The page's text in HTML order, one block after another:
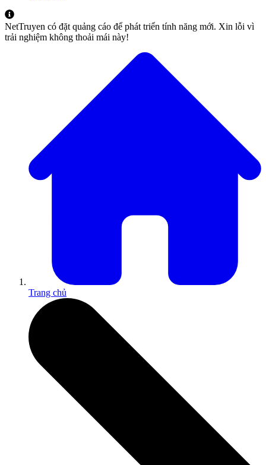
NetTruyen có đặt quảng cáo để phát triển tính năng mới. Xin lỗi vì
trải nghiệm không thoải mái này!
Trang chủ